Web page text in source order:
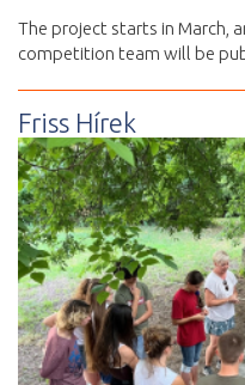
The project starts in March,
competition team will be
Friss Hírek